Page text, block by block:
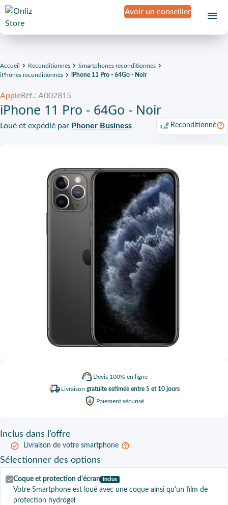
Avoir un conseiller
Accueil Reconditionnés
Smartphones reconditionnés
iPhones reconditionnés
iPhone 11 Pro - 64Go - Noir
Devis 100% en ligne
Livraison gratuite estimée entre 5 et 10 jours
Paiement sécurisé
AppleRéf.: A002815
iPhone 11 Pro - 64Go - Noir
Loué et expédié par Phoner Business Reconditionné
Inclus dans l’offre
Livraison de votre smartphone
Sélectionner des options
Coque et protection d'écran Inclus
Votre Smartphone est loué avec une coque ainsi qu'un film de
protection hydrogel